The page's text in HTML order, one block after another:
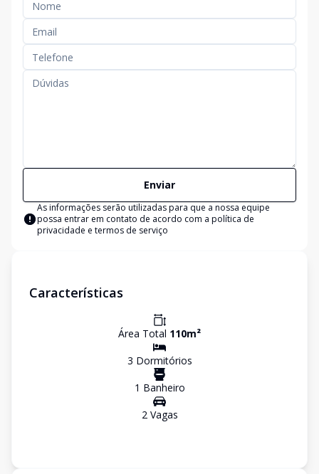
Enviar
As informações serão utilizadas para que a nossa equipe
possa entrar em contato de acordo com a política de
privacidade e termos de serviço
Características
Área Total 110m²
3 Dormitórios
1 Banheiro
2Vagas